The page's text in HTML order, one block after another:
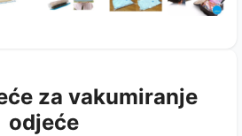
za vakumiranje
odjeće